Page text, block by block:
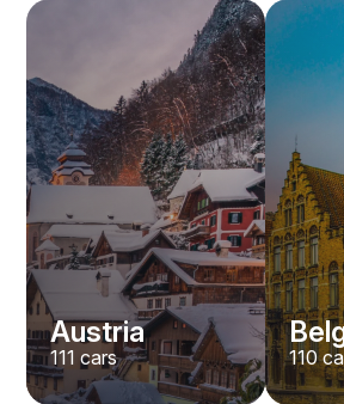
Mercedes Benz
Maybach S-klasse 580
#
YXWG36PR
Zarezerwuj teraz
Austria
111 cars 110